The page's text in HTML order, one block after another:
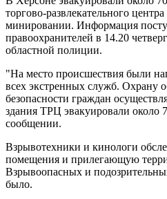
торгово-развлекательного
минировании. Информация
правоохранителей в 14.20
областной полиции.
"На место происшествия были
всех экстренных служб. Охрану
безопасности граждан
здания ТРЦ эвакуировали около
сообщении.
Взрывотехники и кинологи
помещения и прилегающую
Взрывоопасных и
было.